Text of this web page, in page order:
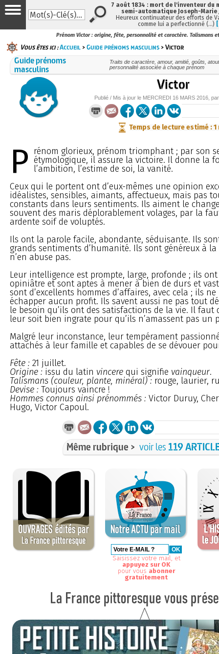
Prénom Victor : origine, fête, personnalité et caractère. Talismans
Vous êtes ici :Accueil >Guide prénoms masculins > Victor
Guide prénoms
masculins
Traits de caractère, amour, amitié, goûts,
personnalité associée à chaque prénom
Victor
Publié / Mis à jour le MERCREDI 16 MARS 2016 ,
Temps de lecture estimé : 1
P rénom glorieux, prénom triomphant ; par son
étymologique, il assure la victoire. Il donne la
l’ambition, l’estime de soi, la vanité.
Ceux qui le portent ont d’eux-mêmes une opinion
idéalistes, sensibles, aimants, affectueux, mais pas
constants dans leurs sentiments. Ils aiment le
souvent des maris déplorablement volages, par la
ardente soif de voluptés.
Ils ont la parole facile, abondante, séduisante. Ils
grands sentiments d’humanité. Ils sont généreux à
n’en abuse pas.
Leur intelligence est prompte, large, profonde ; ils
opiniâtre et sont aptes à mener à bien de durs et
sont d’excellents hommes d’affaires, avec cela ; ils
échapper aucun profit. Ils savent aussi ne pas tout
le besoin qu’ils ont des satisfactions de la vie. Il faut
leur soit bien ingrate pour qu’ils n’amassent pas un
Malgré leur inconstance, leur tempérament
attachés à leur famille et capables de se dévouer
Fête : 21 juillet.
Origine : issu du latin vincere qui signifie vainqueur.
Talismans (couleur, plante, minéral) : rouge, laurier,
Devise : Toujours vaincre !
Hommes connus ainsi prénommés : Victor Duruy,
Hugo, Victor Capoul.
Même rubrique > voir les 119
Saisissez votre mail, et
appuyez sur OK
pour vous abonner
gratuitement
7 août 1834 : mort de l'inventeur du
semi-automatique Joseph-Marie
Heureux continuateur des efforts de
comme lui a perfectionné (…)